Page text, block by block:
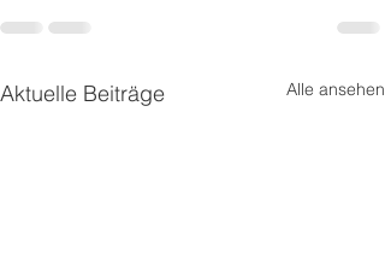
Aktuelle Beiträge Alle ansehen